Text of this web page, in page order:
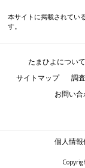
本サイトに掲載されてい
す。
たまひよについて
サイトマップ
調
お問い
個人情